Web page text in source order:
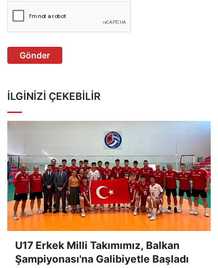
Gönder
İLGINIZI ÇEKEBILIR
U17 Erkek Milli Takımımız, Balkan
Şampiyonası'na Galibiyetle Başladı